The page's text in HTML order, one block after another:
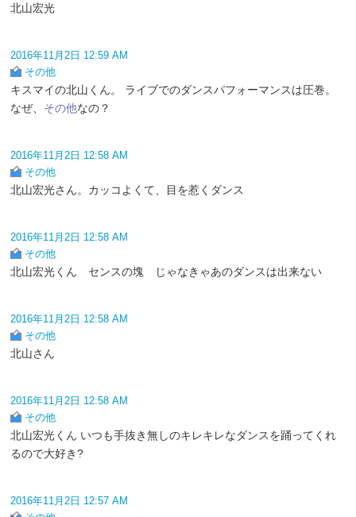
北山宏光
2016年11月2日 12:59 AM
その他
キスマイの北山くん。 ライブでのダンスパフォーマンスは圧巻。
なぜ、 その他なの？
2016年11月2日 12:58 AM
その他
北山宏光さん。カッコよくて、目を惹くダンス
2016年11月2日 12:58 AM
その他
北山宏光くん センスの塊 じゃなきゃあのダンスは出来ない
2016年11月2日 12:58 AM
その他
北山さん
2016年11月2日 12:58 AM
その他
北山宏光くん いつも手抜き無しのキレキレなダンスを踊ってくれ
るので大好き?
2016年11月2日 12:57 AM